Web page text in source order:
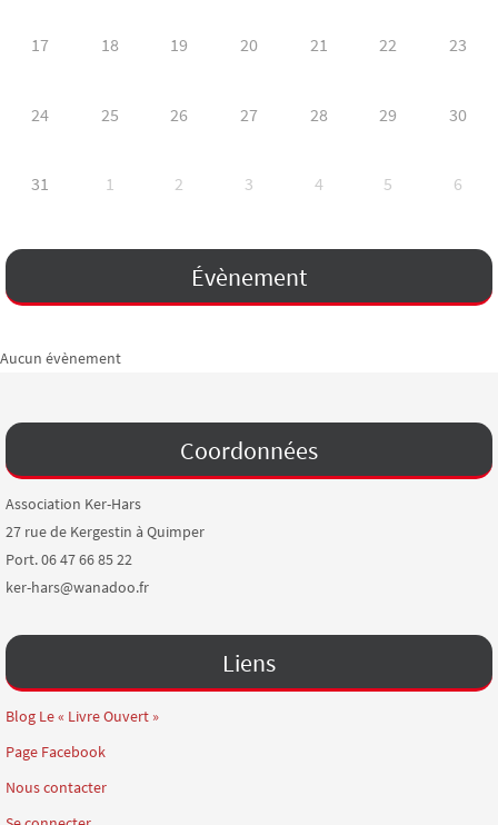
17 18 19 20 21 22 23
24 25 26 27 28 29 30
31 1 2 3 4 5 6
Évènement
Aucun évènement
Coordonnées
Association Ker-Hars
27 rue de Kergestin à Quimper
Port. 06 47 66 85 22
ker-hars@wanadoo.fr
Liens
Blog Le « Livre Ouvert »
Page Facebook
Nous contacter